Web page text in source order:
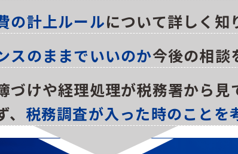
の計上ルールについて詳しく知
スのままでいいのか今後の相談
づけや経理処理が税務署から見
税務調査が入った時のことを
な些細なことで